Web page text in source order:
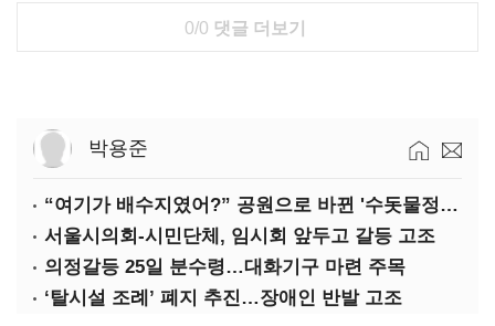
0/0 댓글 더보기
박용준
“여기가 배수지였어?” 공원으로 바뀐 '수돗물정거장'
서울시의회-시민단체, 임시회 앞두고 갈등 고조
의정갈등 25일 분수령…대화기구 마련 주목
‘탈시설 조례’ 폐지 추진…장애인 반발 고조